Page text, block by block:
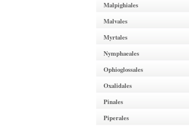
Malpighiales
Malvales
Myrtales
Nymphaeales
Ophioglossales
Oxalidales
Pinales
Piperales